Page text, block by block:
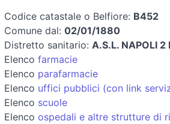
Codice catastale o Belfiore: B452
Comune dal: 02/01/1880
Distretto sanitario: A.S.L. NAPOLI 2
Elenco farmacie
Elenco parafarmacie
Elenco uffici pubblici (con link
Elenco scuole
Elenco ospedali e altre strutture di